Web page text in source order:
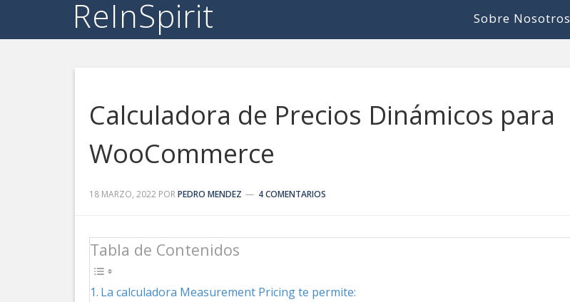
ReInSpirit Sobre Nosotros
Calculadora de Precios Dinámicos para
WooCommerce
18 MARZO, 2022 PORPEDRO MENDEZ 4 COMENTARIOS
Tabla de Contenidos
La calculadora Measurement Pricing te permite: